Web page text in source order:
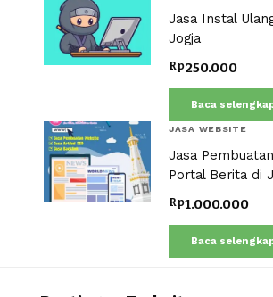
Jasa Instal
Jogja
Rp250.000
Baca
JASA WEBSITE
Jasa
Portal Berita di
Rp1.000.000
Baca